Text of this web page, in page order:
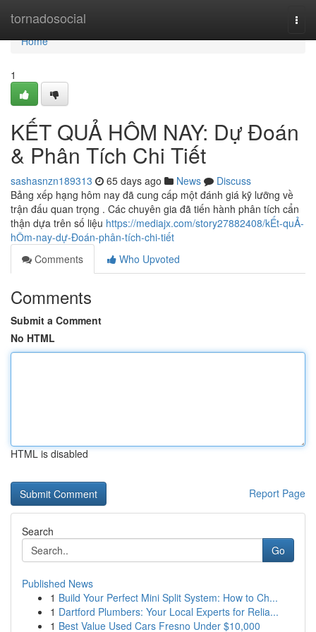
tornadosocial
Home
Home
1
KẾT QUẢ HÔM NAY: Dự Đoán
& Phân Tích Chi Tiết
sashasnzn189313 65 days ago News
Discuss
Bảng xếp hạng hôm nay đã cung cấp một đánh giá kỹ lưỡng về
trận đấu quan trọng . Các chuyên gia đã tiến hành phân tích cẩn
thận dựa trên số liệu https://mediajx.com/story27882408/kẾt-quẢ-
hÔm-nay-dự-Đoán-phân-tích-chi-tiết
Comments
Who Upvoted
Comments
Submit a Comment
No HTML
HTML is disabled
Report Page
Search
Go
Published News
1 Build Your Perfect Mini Split System: How to Ch...
1 Dartford Plumbers: Your Local Experts for Relia...
1 Best Value Used Cars Fresno Under $10,000